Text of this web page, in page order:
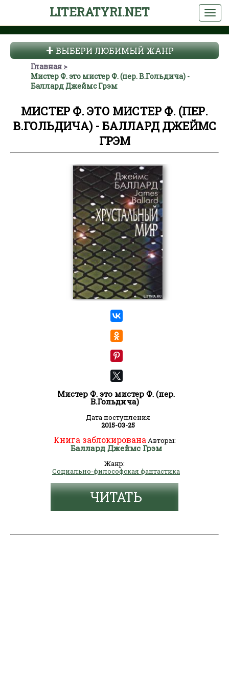
LITERATYRI.NET
ВЫБЕРИ ЛЮБИМЫЙ ЖАНР
Главная
Мистер Ф. это мистер Ф. (пер. В.Гольдича) -
Баллард Джеймс Грэм
МИСТЕР Ф. ЭТО МИСТЕР Ф. (ПЕР.
В.ГОЛЬДИЧА) - БАЛЛАРД ДЖЕЙМС
ГРЭМ
Мистер Ф. это мистер Ф. (пер.
В.Гольдича)
Дата поступления
2015-03-25
Книга заблокированаАвторы:
Баллард Джеймс Грэм
Жанр:
Социально-философская фантастика
ЧИТАТЬ